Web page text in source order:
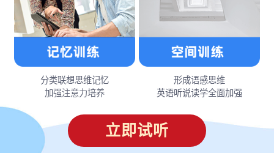
分类联想思维记忆
加强注意力培养
形成语感思维
英语听说读学全面加强
立即试听